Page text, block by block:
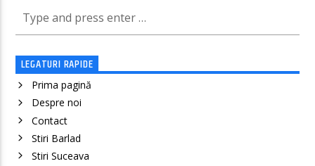
LEGATURI RAPIDE
Prima pagină
Despre noi
Contact
Stiri Barlad
Stiri Suceava